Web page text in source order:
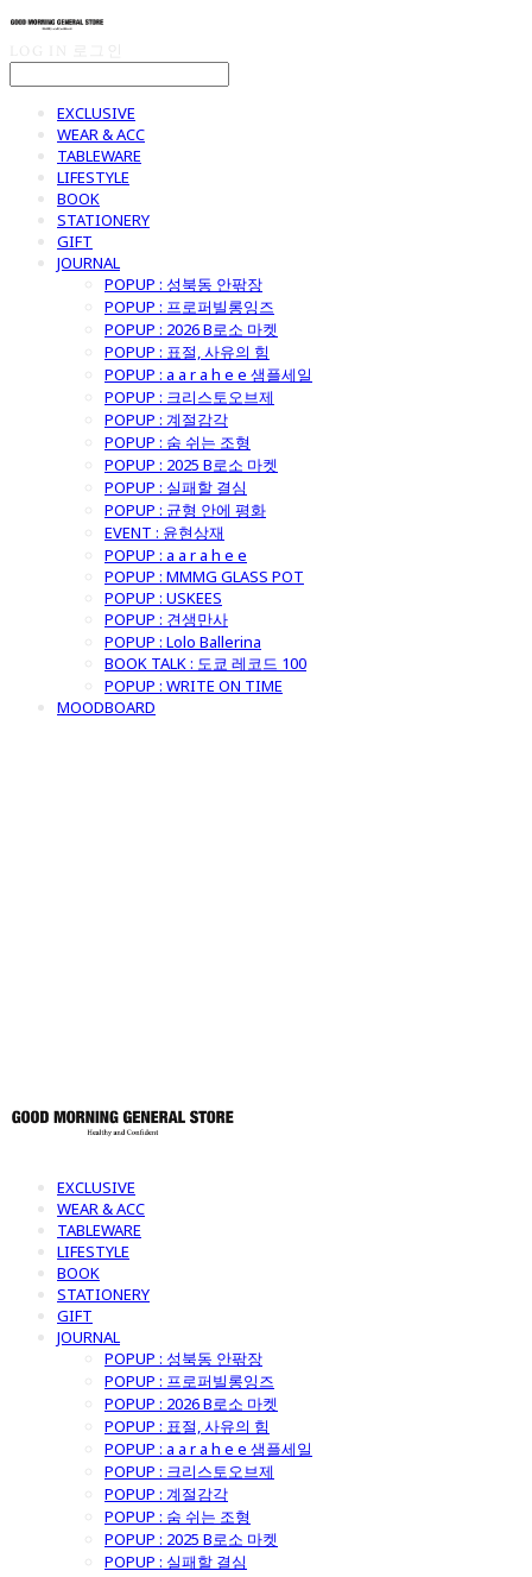
EXCLUSIVE
WEAR & ACC
TABLEWARE
LIFESTYLE
BOOK
STATIONERY
GIFT
JOURNAL
POPUP : 성북동 안팎장
POPUP : 프로퍼빌롱잉즈
POPUP : 2026 B로소 마켓
POPUP : 표절, 사유의 힘
POPUP : a a r a h e e 샘플세일
POPUP : 크리스토오브제
POPUP : 계절감각
POPUP : 숨 쉬는 조형
POPUP : 2025 B로소 마켓
POPUP : 실패할 결심
POPUP : 균형 안에 평화
EVENT : 윤현상재
POPUP : a a r a h e e
POPUP : MMMG GLASS POT
POPUP : USKEES
POPUP : 견생만사
POPUP : Lolo Ballerina
BOOK TALK : 도쿄 레코드 100
POPUP : WRITE ON TIME
MOODBOARD
EXCLUSIVE
WEAR & ACC
TABLEWARE
LIFESTYLE
BOOK
STATIONERY
GIFT
JOURNAL
POPUP : 성북동 안팎장
POPUP : 프로퍼빌롱잉즈
POPUP : 2026 B로소 마켓
POPUP : 표절, 사유의 힘
POPUP : a a r a h e e 샘플세일
POPUP : 크리스토오브제
POPUP : 계절감각
POPUP : 숨 쉬는 조형
POPUP : 2025 B로소 마켓
POPUP : 실패할 결심